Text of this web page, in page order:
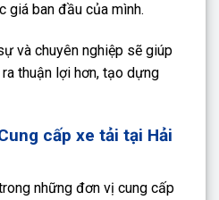
giá ban đầu của mình.
và chuyên nghiệp sẽ giúp
thuận lợi hơn, tạo dựng
cấp xe tải tại Hải
những đơn vị cung cấp